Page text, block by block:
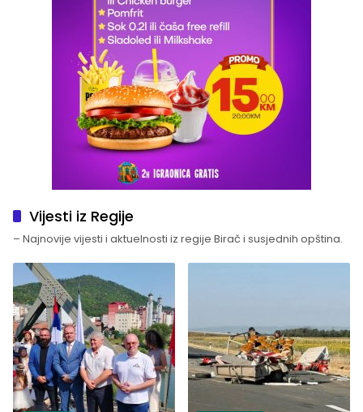
Vijesti iz Regije
– Najnovije vijesti i aktuelnosti iz regije Birač i susjednih opština.